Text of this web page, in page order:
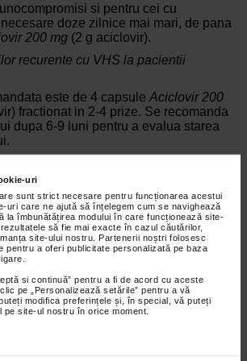
uri
sunt strict necesare pentru funcționarea acestui
uri care ne ajută să înțelegem cum se navighează
la îmbunătățirea modului în care funcționează site-
să fie mai exacte în cazul căutărilor,
site-ului nostru. Partenerii noștri folosesc
pentru a oferi publicitate personalizată pe baza
si continuă” pentru a fi de acord cu aceste
pe „Personalizează setările” pentru a vă
modifica preferințele și, în special, vă puteți
pe site-ul nostru în orice moment.
si pentru cei cu
doze zilnice mai mari, de pana
200 mg (2 g aciclovir).
recurente cu VHS la pacientii
este de 4 capsule Aciclovir 200
fractionat in 2-4 prize. Se recomanda
dupa 6-9 luni pentru a evalua starea
este de 4 capsule
fractionat in 4 prize. In infectiile
cu imunodeficienta severa sau in caz de
necesare doze zilnice de 8 capsule
g aciclovir), fractionat in 4 prize; in
lua in considerare administrarea
Durata tratamentului profilactic se
de perioada in care pacientul este expus
VHS.